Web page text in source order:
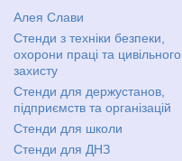
Алея Слави
Стенди з техніки безпеки,
охорони праці та цивільного
захисту
Стенди для держустанов,
підприємств та організацій
Стенди для школи
Стенди для ДНЗ